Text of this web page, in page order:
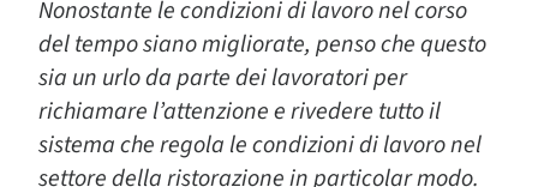
Nonostante le condizioni di lavoro nel corso
del tempo siano migliorate, penso che questo
sia un urlo da parte dei lavoratori per
richiamare l’attenzione e rivedere tutto il
sistema che regola le condizioni di lavoro nel
settore della ristorazione in particolar modo.